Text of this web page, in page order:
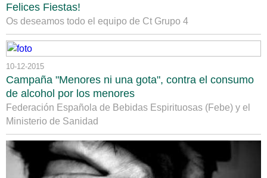
Felices Fiestas!
Os deseamos todo el equipo de Ct Grupo 4
10-12-2015
Campaña "Menores ni una gota", contra el consumo
de alcohol por los menores
Federación Española de Bebidas Espirituosas (Febe) y el
Ministerio de Sanidad